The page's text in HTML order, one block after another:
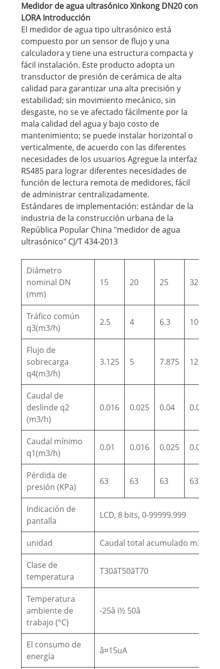
Medidor de agua ultrasónico Xinkong DN20 con
LORA Introducción
El medidor de agua tipo ultrasónico está
compuesto por un sensor de flujo y una
calculadora y tiene una estructura compacta y
fácil instalación. Este producto adopta un
transductor de presión de cerámica de alta
calidad para garantizar una alta precisión y
estabilidad; sin movimiento mecánico, sin
desgaste, no se ve afectado fácilmente por la
mala calidad del agua y bajo costo de
mantenimiento; se puede instalar horizontal o
verticalmente, de acuerdo con las diferentes
necesidades de los usuarios Agregue la interfaz
RS485 para lograr diferentes necesidades de
función de lectura remota de medidores, fácil
de administrar centralizadamente.
Estándares de implementación: estándar de la
industria de la construcción urbana de la
República Popular China "medidor de agua
ultrasónico" CJ/T 434-2013
Diámetro
nominal DN
(mm)
15 20 25 32
Tráfico común
q3(m3/h)
2.5 4 6.3 10
Flujo de
sobrecarga
q4(m3/h)
3.125 5 7.875 12.5
Caudal de
deslinde q2
(m3/h)
0.016 0.025 0.04 0.064
Caudal mínimo
q1(m3/h)
0.01 0.016 0.025 0.04
Pérdida de
presión (KPa)
63 63 63 63
Indicación de
pantalla
LCD, 8 bits, 0-99999.999
unidad Caudal total acumulado m3,
Clase de
temperatura
T30ãT50ãT70
Temperatura
ambiente de
trabajo (°C)
-25â ï½ 50â
El consumo de
energía
â¤15uA